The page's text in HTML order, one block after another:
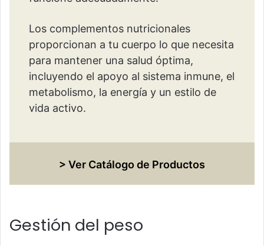
Los complementos nutricionales
proporcionan a tu cuerpo lo que necesita
para mantener una salud óptima,
incluyendo el apoyo al sistema inmune, el
metabolismo, la energía y un estilo de
vida activo.
> Ver Catálogo de Productos
Gestión del peso